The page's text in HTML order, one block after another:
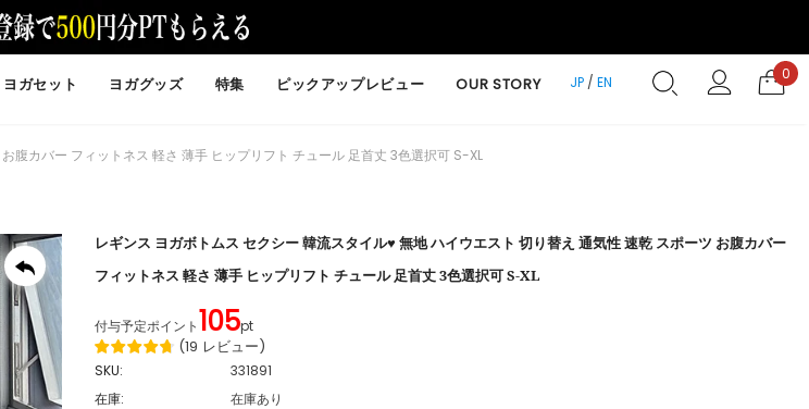
ヨガセット ヨガグッズ 特集 ピックアップレビュー OUR STORY JP/ EN 0
腹カバー フィットネス 軽さ 薄手 ヒップリフト チュール 足首丈 3色選択可 S-XL
レギンス ヨガボトムス セクシー 韓流スタイル♥ 無地 ハイウエスト 切り替え 通気性 速乾 スポーツ お腹カバー
フィットネス 軽さ 薄手 ヒップリフト チュール 足首丈 3色選択可 S-XL
付与予定ポイント105pt
(19 レビュー)
SKU:
331891
在庫:
在庫あり